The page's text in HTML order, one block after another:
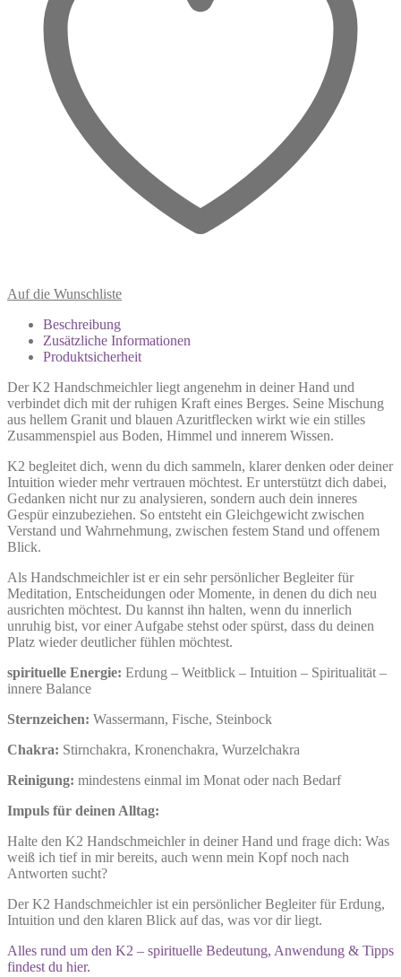
Auf die Wunschliste
Beschreibung
Zusätzliche Informationen
Produktsicherheit
Der K2 Handschmeichler liegt angenehm in deiner Hand und
verbindet dich mit der ruhigen Kraft eines Berges. Seine Mischung
aus hellem Granit und blauen Azuritflecken wirkt wie ein stilles
Zusammenspiel aus Boden, Himmel und innerem Wissen.
K2 begleitet dich, wenn du dich sammeln, klarer denken oder deiner
Intuition wieder mehr vertrauen möchtest. Er unterstützt dich dabei,
Gedanken nicht nur zu analysieren, sondern auch dein inneres
Gespür einzubeziehen. So entsteht ein Gleichgewicht zwischen
Verstand und Wahrnehmung, zwischen festem Stand und offenem
Blick.
Als Handschmeichler ist er ein sehr persönlicher Begleiter für
Meditation, Entscheidungen oder Momente, in denen du dich neu
ausrichten möchtest. Du kannst ihn halten, wenn du innerlich
unruhig bist, vor einer Aufgabe stehst oder spürst, dass du deinen
Platz wieder deutlicher fühlen möchtest.
spirituelle Energie: Erdung – Weitblick – Intuition – Spiritualität –
innere Balance
Sternzeichen: Wassermann, Fische, Steinbock
Chakra: Stirnchakra, Kronenchakra, Wurzelchakra
Reinigung: mindestens einmal im Monat oder nach Bedarf
Impuls für deinen Alltag:
Halte den K2 Handschmeichler in deiner Hand und frage dich: Was
weiß ich tief in mir bereits, auch wenn mein Kopf noch nach
Antworten sucht?
Der K2 Handschmeichler ist ein persönlicher Begleiter für Erdung,
Intuition und den klaren Blick auf das, was vor dir liegt.
Alles rund um den K2 – spirituelle Bedeutung, Anwendung & Tipps
findest du hier.